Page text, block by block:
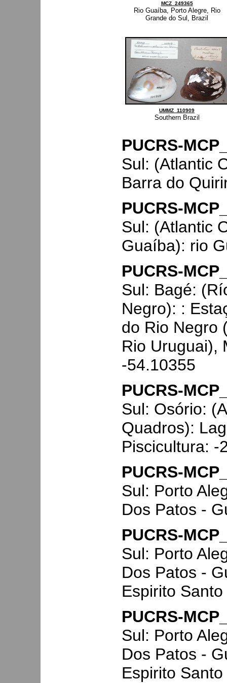
MCZ_249365
Rio Guaíba, Porto Alegre, Rio
Grande do Sul, Brazil
UMMZ_110909
Southern Brazil
PUCRS-
Sul: (Atlantic
Barra do
PUCRS-
Sul: (Atlantic
Guaíba): rio
PUCRS-
Sul: Bagé:
Negro): :
do Rio Negro
Rio Uruguai),
-54.10355
PUCRS-
Sul: Osório:
Quadros):
Piscicultura: -
PUCRS-
Sul: Porto
Dos Patos -
PUCRS-
Sul: Porto
Dos Patos -
Espirito Santo
PUCRS-
Sul: Porto
Dos Patos -
Espirito Santo